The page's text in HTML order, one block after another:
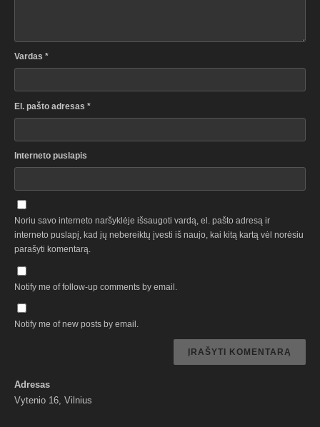
Vardas *
El. pašto adresas *
Interneto puslapis
Noriu savo interneto naršyklėje išsaugoti vardą, el. pašto adresą ir
interneto puslapį, kad jų nebereiktų įvesti iš naujo, kai kitą kartą vėl norėsiu
parašyti komentarą.
Notify me of follow-up comments by email.
Notify me of new posts by email.
Adresas
Vytenio 16, Vilnius